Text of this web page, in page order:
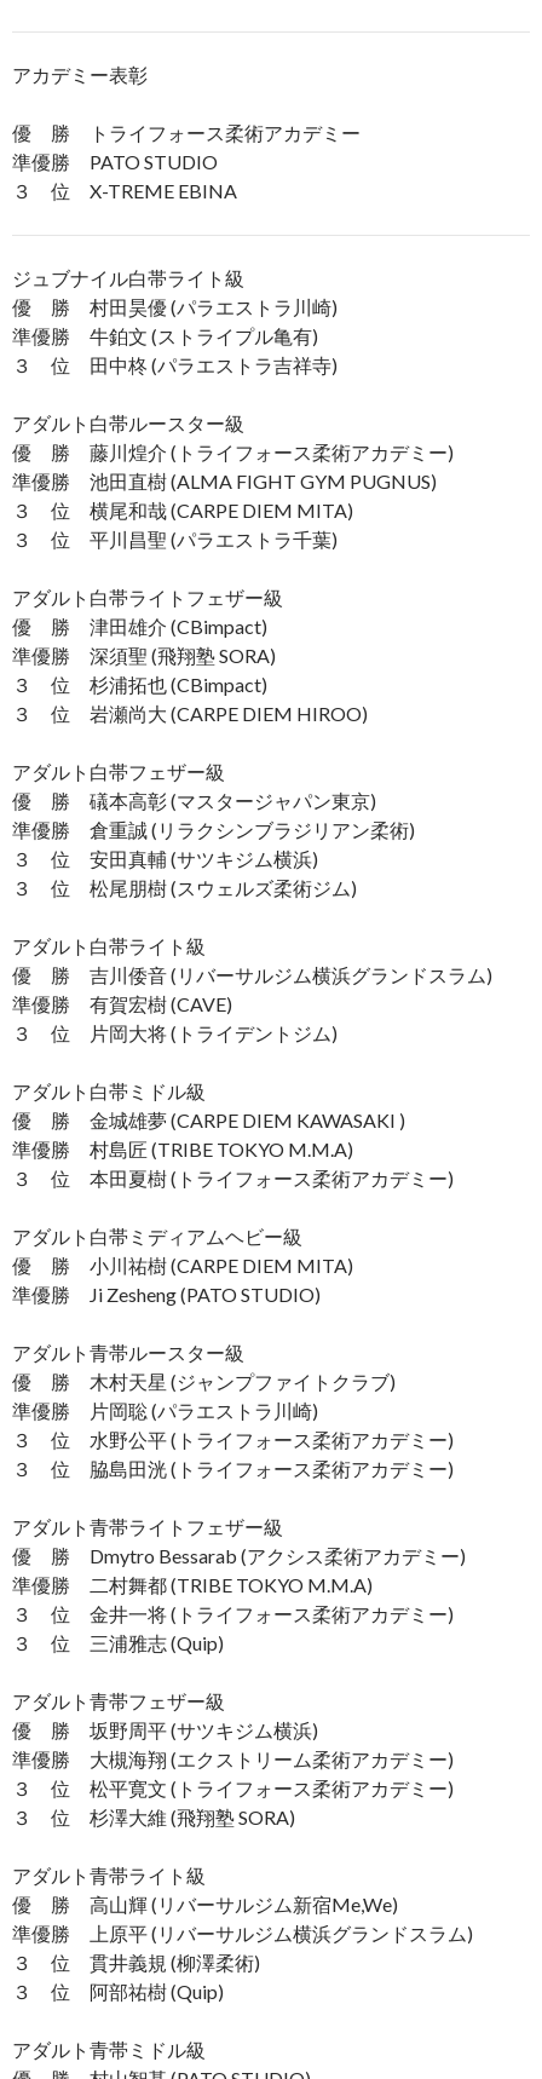
アカデミー表彰
優 勝 トライフォース柔術アカデミー
準優勝 PATO STUDIO
３ 位 X-TREME EBINA
ジュブナイル白帯ライト級
優 勝 村田昊優 (パラエストラ川崎)
準優勝 牛鉑文 (ストライプル亀有)
３ 位 田中柊 (パラエストラ吉祥寺)
アダルト白帯ルースター級
優 勝 藤川煌介 (トライフォース柔術アカデミー)
準優勝 池田直樹 (ALMA FIGHT GYM PUGNUS)
３ 位 横尾和哉 (CARPE DIEM MITA)
３ 位 平川昌聖 (パラエストラ千葉)
アダルト白帯ライトフェザー級
優 勝 津田雄介 (CBimpact)
準優勝 深須聖 (飛翔塾 SORA)
３ 位 杉浦拓也 (CBimpact)
３ 位 岩瀬尚大 (CARPE DIEM HIROO)
アダルト白帯フェザー級
優 勝 礒本高彰 (マスタージャパン東京)
準優勝 倉重誠 (リラクシンブラジリアン柔術)
３ 位 安田真輔 (サツキジム横浜)
３ 位 松尾朋樹 (スウェルズ柔術ジム)
アダルト白帯ライト級
優 勝 吉川倭音 (リバーサルジム横浜グランドスラム)
準優勝 有賀宏樹 (CAVE)
３ 位 片岡大将 (トライデントジム)
アダルト白帯ミドル級
優 勝 金城雄夢 (CARPE DIEM KAWASAKI )
準優勝 村島匠 (TRIBE TOKYO M.M.A)
３ 位 本田夏樹 (トライフォース柔術アカデミー)
アダルト白帯ミディアムヘビー級
優 勝 小川祐樹 (CARPE DIEM MITA)
準優勝 Ji Zesheng (PATO STUDIO)
アダルト青帯ルースター級
優 勝 木村天星 (ジャンプファイトクラブ)
準優勝 片岡聡 (パラエストラ川崎)
３ 位 水野公平 (トライフォース柔術アカデミー)
３ 位 脇島田洸 (トライフォース柔術アカデミー)
アダルト青帯ライトフェザー級
優 勝 Dmytro Bessarab (アクシス柔術アカデミー)
準優勝 二村舞都 (TRIBE TOKYO M.M.A)
３ 位 金井一将 (トライフォース柔術アカデミー)
３ 位 三浦雅志 (Quip)
アダルト青帯フェザー級
優 勝 坂野周平 (サツキジム横浜)
準優勝 大槻海翔 (エクストリーム柔術アカデミー)
３ 位 松平寛文 (トライフォース柔術アカデミー)
３ 位 杉澤大維 (飛翔塾 SORA)
アダルト青帯ライト級
優 勝 高山輝 (リバーサルジム新宿Me,We)
準優勝 上原平 (リバーサルジム横浜グランドスラム)
３ 位 貫井義規 (柳澤柔術)
３ 位 阿部祐樹 (Quip)
アダルト青帯ミドル級